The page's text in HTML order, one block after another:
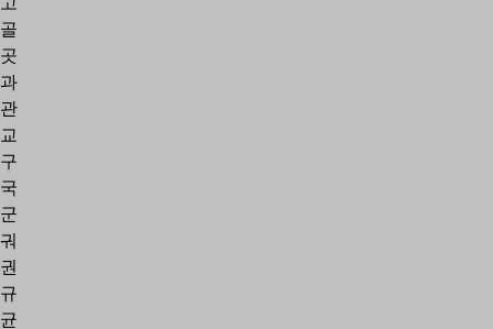
골
곳
과
관
교
구
국
군
궈
권
규
균